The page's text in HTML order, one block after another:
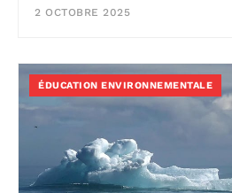
2 OCTOBRE 2025
ÉDUCATION ENVIRONNEMENTALE